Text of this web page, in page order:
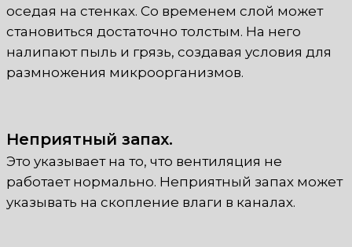
оседая на стенках. Со временем слой может
становиться достаточно толстым. На него
налипают пыль и грязь, создавая условия для
размножения микроорганизмов.
Неприятный запах.
Это указывает на то, что вентиляция не
работает нормально. Неприятный запах может
указывать на скопление влаги в каналах.